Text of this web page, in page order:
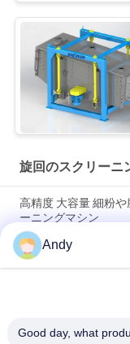
旋回のスクリーニ
高精度 大容量 細粉
ーニングマシン
スムーズで低騒音運
子選別用に設計され
材料の層化と分離を
Andy
Good day, what